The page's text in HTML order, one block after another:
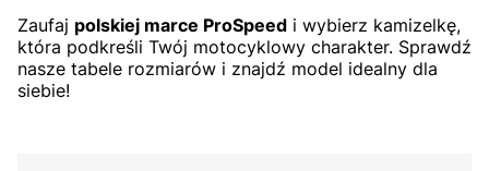
Zaufaj polskiej marce ProSpeed i wybierz kamizelkę,
która podkreśli Twój motocyklowy charakter. Sprawdź
nasze tabele rozmiarów i znajdź model idealny dla
siebie!